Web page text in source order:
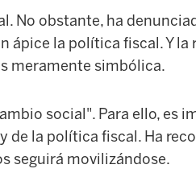
No obstante, ha
ápice la política fiscal. Y la
meramente simbólica.
social". Para ello, es
de la política fiscal. Ha
seguirá movilizándose.